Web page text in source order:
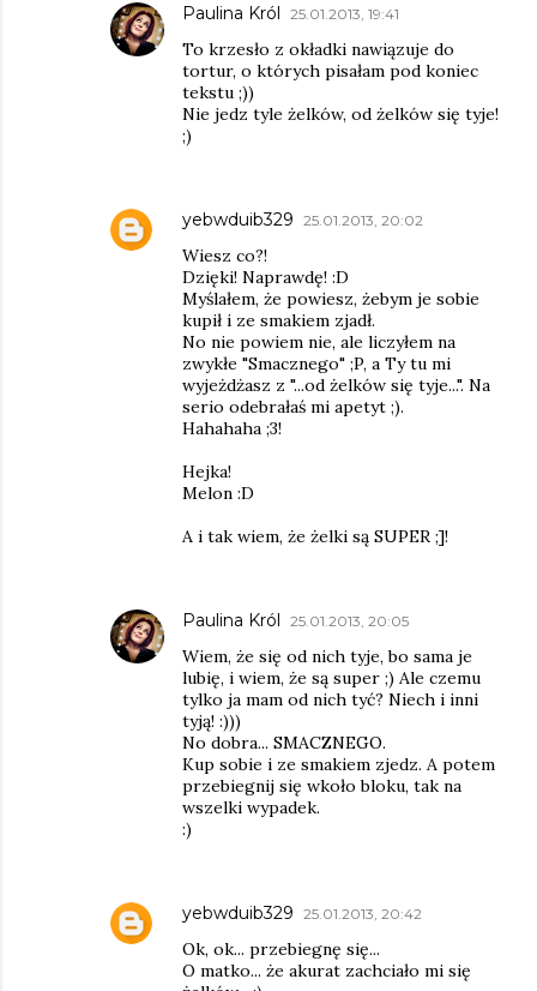
Paulina Król 25.01.2013, 19:41
To krzesło z okładki nawiązuje do
tortur, o których pisałam pod koniec
tekstu ;))
Nie jedz tyle żelków, od żelków się tyje!
;)
yebwduib329 25.01.2013, 20:02
Wiesz co?!
Dzięki! Naprawdę! :D
Myślałem, że powiesz, żebym je sobie
kupił i ze smakiem zjadł.
No nie powiem nie, ale liczyłem na
zwykłe "Smacznego" ;P, a Ty tu mi
wyjeżdżasz z "...od żelków się tyje...". Na
serio odebrałaś mi apetyt ;).
Hahahaha ;3!
Hejka!
Melon :D
A i tak wiem, że żelki są SUPER ;]!
Paulina Król 25.01.2013, 20:05
Wiem, że się od nich tyje, bo sama je
lubię, i wiem, że są super ;) Ale czemu
tylko ja mam od nich tyć? Niech i inni
tyją! :)))
No dobra... SMACZNEGO.
Kup sobie i ze smakiem zjedz. A potem
przebiegnij się wkoło bloku, tak na
wszelki wypadek.
:)
yebwduib329 25.01.2013, 20:42
Ok, ok... przebiegnę się...
O matko... że akurat zachciało mi się